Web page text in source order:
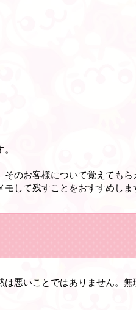
のお客様について覚えても
して残すことをおすすめしま
悪いことではありません。